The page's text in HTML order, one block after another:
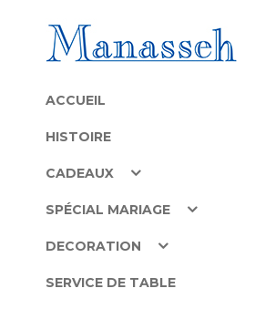
ACCUEIL
HISTOIRE
CADEAUX
SPÉCIAL MARIAGE
DECORATION
SERVICE DE TABLE